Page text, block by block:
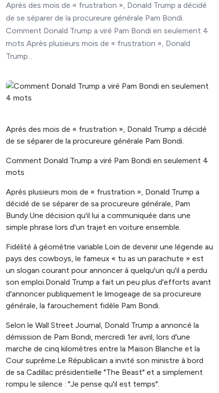
Après des mois de « frustration », Donald Trump a décidé
de se séparer de la procureure générale Pam Bondi.
Comment Donald Trump a viré Pam Bondi en seulement 4
mots Après plusieurs mois de « frustration », Donald
Trump...
Après des mois de « frustration », Donald Trump a décidé
de se séparer de la procureure générale Pam Bondi.
Comment Donald Trump a viré Pam Bondi en seulement 4
mots
Après plusieurs mois de « frustration », Donald Trump a
décidé de se séparer de sa procureure générale, Pam
Bundy.Une décision qu'il lui a communiquée dans une
simple phrase lors d'un trajet en voiture ensemble.
Fidélité à géométrie variable.Loin de devenir une légende au
pays des cowboys, le fameux « tu as un parachute » est
un slogan courant pour annoncer à quelqu'un qu'il a perdu
son emploi.Donald Trump a fait un peu plus d'efforts avant
d'annoncer publiquement le limogeage de sa procureure
générale, la farouchement fidèle Pam Bondi.
Selon le Wall Street Journal, Donald Trump a annoncé la
démission de Pam Bondi, mercredi 1er avril, lors d'une
marche de cinq kilomètres entre la Maison Blanche et la
Cour suprême.Le Républicain a invité son ministre à bord
de sa Cadillac présidentielle "The Beast" et a simplement
rompu le silence : "Je pense qu'il est temps".